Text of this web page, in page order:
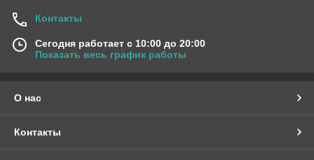
Контакты
Сегодня работает с 10:00 до 20:00
Показать весь график работы
О нас
Контакты